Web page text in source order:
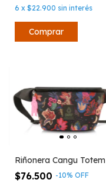
6 x $22.900 sin interés
Comprar
Riñonera Cangu Totem
$76.500 -10% OFF